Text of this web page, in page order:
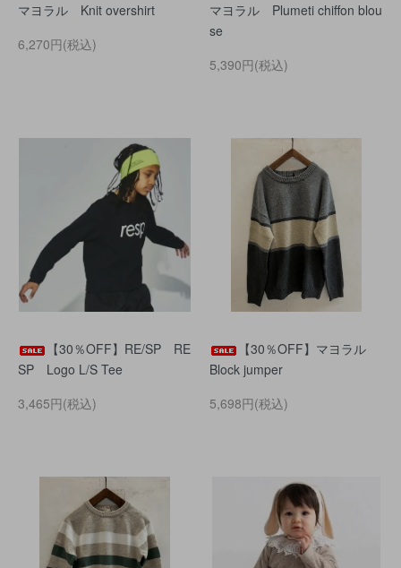
マヨラル Knit overshirt
6,270円(税込)
マヨラル Plumeti chiffon blou
se
5,390円(税込)
【30％OFF】RE/SP RE
SP Logo L/S Tee
3,465円(税込)
【30％OFF】マヨラル
Block jumper
5,698円(税込)